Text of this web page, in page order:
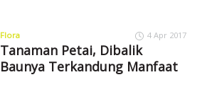
Flora 4 Apr 2017
Tanaman Petai, Dibalik
Baunya Terkandung Manfaat